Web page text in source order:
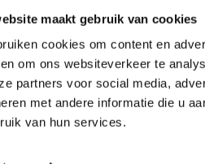
maakt gebruik van cookies
cookies om content en
om ons websiteverkeer te
partners voor social media,
met andere informatie die u
van hun services.